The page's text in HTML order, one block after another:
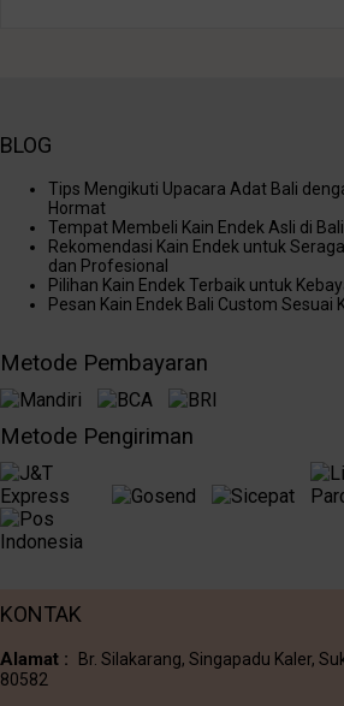
BLOG
Tips Mengikuti Upacara Adat Bali
Hormat
Tempat Membeli Kain Endek Asli di Bali
Rekomendasi Kain Endek untuk
dan Profesional
Pilihan Kain Endek Terbaik untuk
Pesan Kain Endek Bali Custom Sesuai
Metode Pembayaran
Metode Pengiriman
KONTAK
Alamat :
Br. Silakarang, Singapadu Kaler,
80582